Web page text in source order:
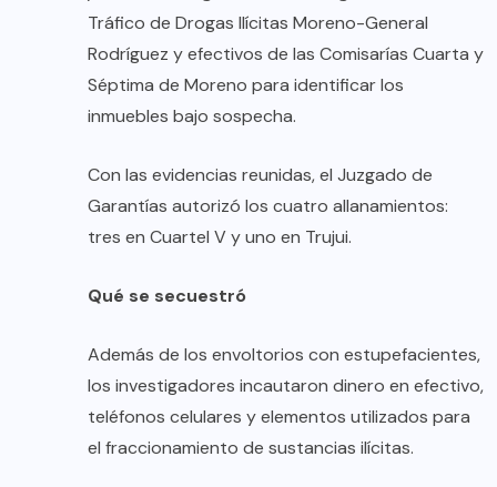
Tráfico de Drogas Ilícitas Moreno-General
Rodríguez y efectivos de las Comisarías Cuarta y
Séptima de Moreno para identificar los
inmuebles bajo sospecha.
Con las evidencias reunidas, el Juzgado de
Garantías autorizó los cuatro allanamientos:
tres en Cuartel V y uno en Trujui.
Qué se secuestró
Además de los envoltorios con estupefacientes,
los investigadores incautaron dinero en efectivo,
teléfonos celulares y elementos utilizados para
el fraccionamiento de sustancias ilícitas.